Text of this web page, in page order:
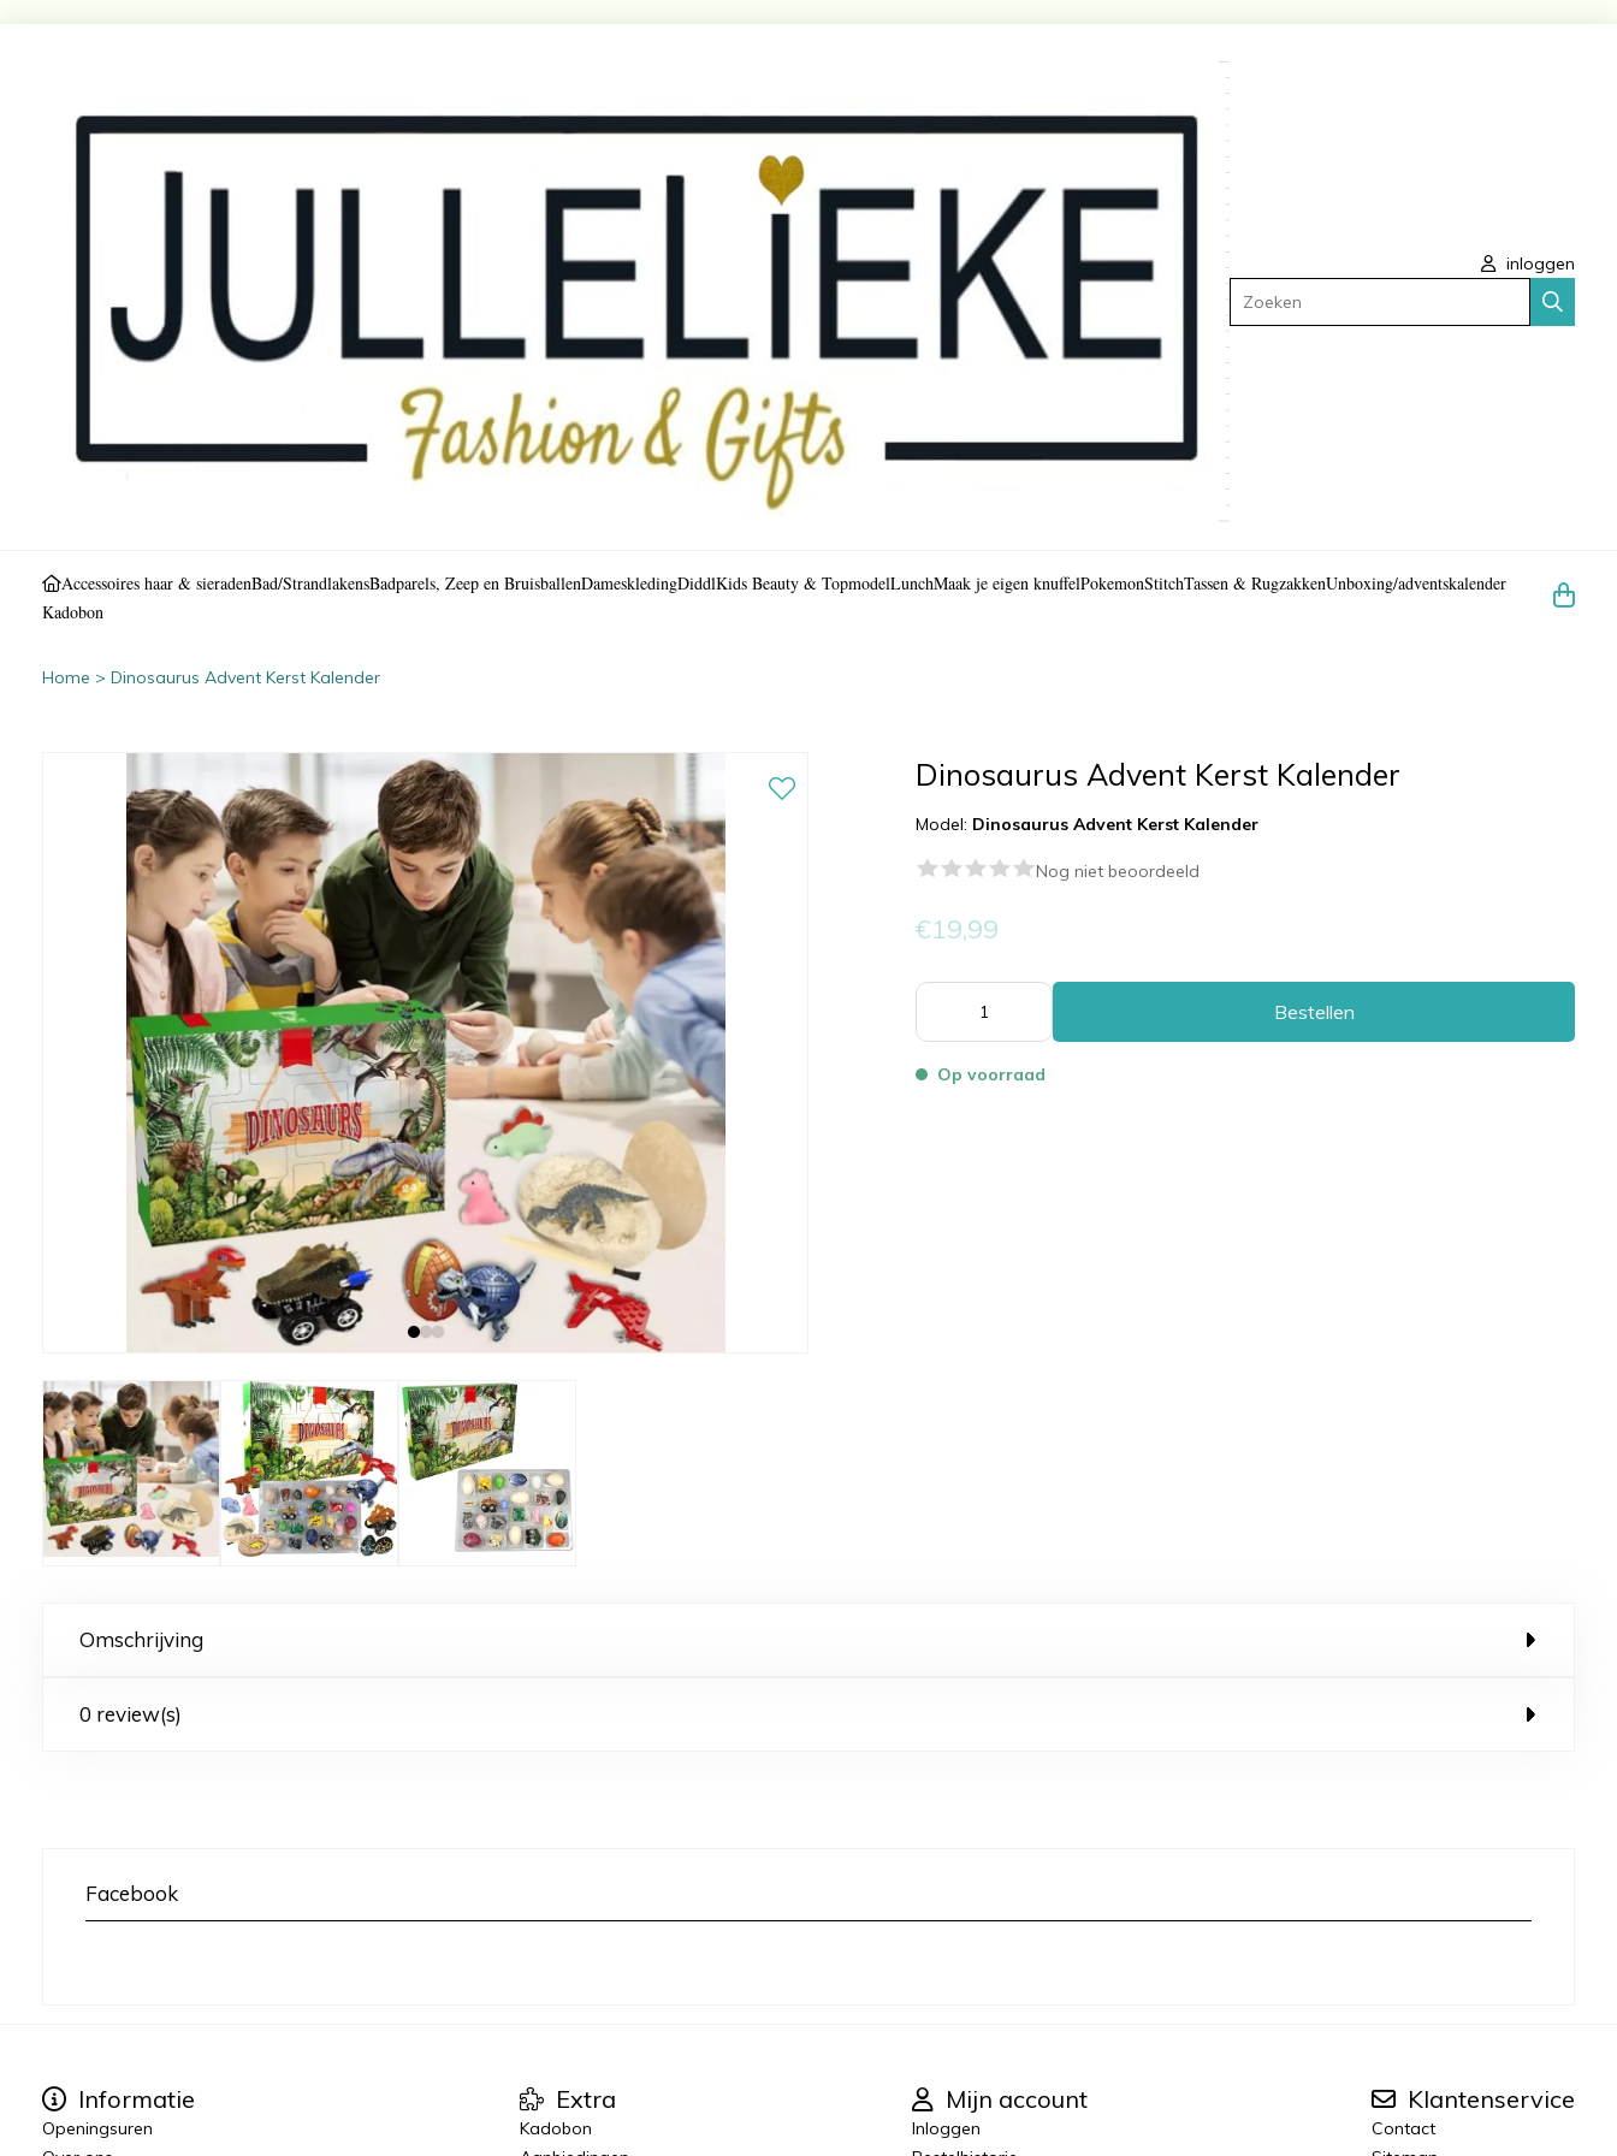
inloggen
Zoeken
Accessoires haar & sieradenBad/StrandlakensBadparels, Zeep en BruisballenDameskledingDiddlKids Beauty & TopmodelLunchMaak je eigen knuffelPokemonStitchTassen & RugzakkenUnboxing/adventskalender
Kadobon
Home > Dinosaurus Advent Kerst Kalender
Dinosaurus Advent Kerst Kalender
Model: Dinosaurus Advent Kerst Kalender
Nog niet beoordeeld
€19,99
Bestellen
Op voorraad
Omschrijving
0 review(s)
Facebook
Informatie
Openingsuren
Extra
Kadobon
Mijn account
Inloggen
Klantenservice
Contact